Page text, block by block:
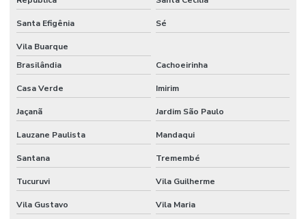
PARA
ESPORTIVOS
SEGURANÇA
PARA
EVENTOS DE
GRANDES
DIMENSÕES
SEGURANÇA
PARA
EVENTOS
SEGURANÇA
PARA FEIRAS E
EVENTOS
Santa Efigênia Sé
Vila Buarque
Brasilândia
Cachoeirinha
Casa Verde Imirim
Jaçanã Jardim São Paulo
Lauzane Paulista Mandaqui
Santana Tremembé
Tucuruvi Vila Guilherme
Vila Gustavo Vila Maria